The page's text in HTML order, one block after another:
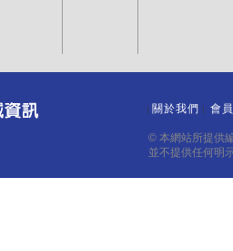
關於我們 會
© 本網站所提供
並不提供任何明